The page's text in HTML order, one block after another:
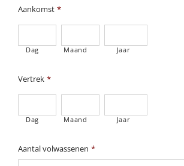
Aankomst *
Dag Maand Jaar
Vertrek *
Dag Maand Jaar
Aantal volwassenen *